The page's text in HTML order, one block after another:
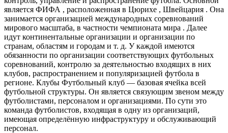
является ФИФА , расположенная в Цюрихе , Швейцария . Она
занимается организацией международных соревнований
мирового масштаба, в частности чемпионата мира . Далее
идут континентальные организации и организации по
странам, областям и городам и т. д. У каждой имеются
обязанности по организации соответствующих футбольных
соревнований, контролю за деятельностью входящих в них
клубов, распространением и популяризацией футбола в
регионе. Клубы Футбольный клуб — базовая ячейка всей
футбольной структуры. Он является связующим звеном между
футболистами, персоналом и организациями. По сути это
команда футболистов, входящая в одну из организаций,
имеющая определённую инфраструктуру и обслуживающий
персонал.